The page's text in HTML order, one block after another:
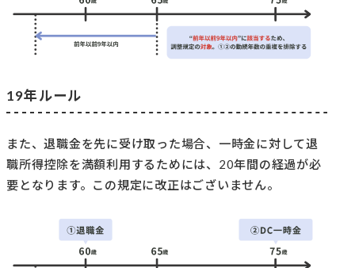
19年ルール
また、退職金を先に受け取った場合、一時金に対して退
職所得控除を満額利用するためには、20年間の経過が必
要となります。この規定に改正はございません。